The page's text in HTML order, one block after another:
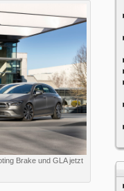
Brake und GLA jetzt